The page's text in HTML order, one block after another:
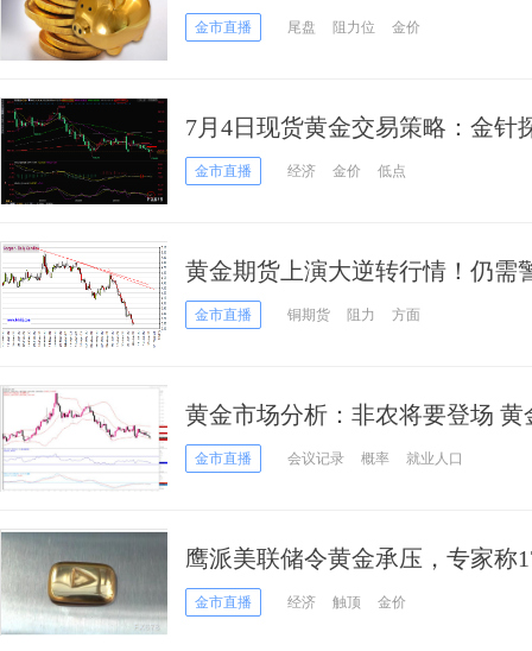
析：空头盼金价再大跌近30美元
金市直播 尾盘 阻力位 金价
7月4日现货黄金交易策略：金针
迎反弹良机？
金市直播 经济 金价 低点
黄金期货上演大逆转行情！仍需
构：黄金、白银、原油和铜最新
金市直播 铜期货 阻力 方面
黄金市场分析：非农将要登场
金市直播 会议记录 概率 就业人口
鹰派美联储令黄金承压，专家称
金市直播 经济 触顶 金价